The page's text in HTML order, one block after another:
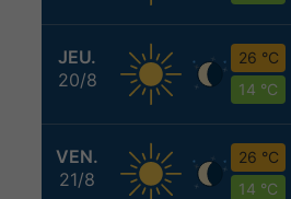
JEU.
20/8
26 °C
14 °C
VEN.
21/8
26 °C
14 °C